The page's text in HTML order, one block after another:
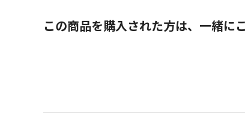
この商品を購入された方は、一緒に